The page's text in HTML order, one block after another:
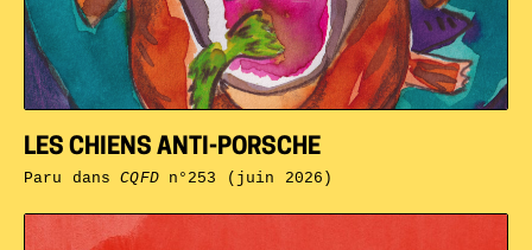
LES CHIENS ANTI-PORSCHE
Paru dansCQFDn°253 (juin 2026)